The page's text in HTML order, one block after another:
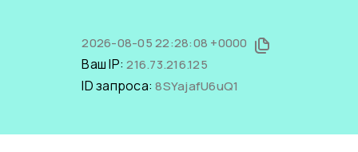
2026-08-05 22:28:08 +0000
Ваш IP:216.73.216.125
ID запроса:8SYajafU6uQ1